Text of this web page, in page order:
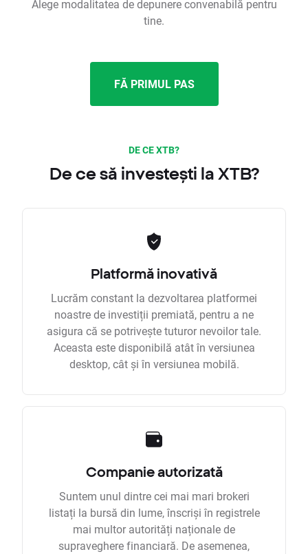
Alege modalitatea de depunere convenabilă pentru
tine.
FĂ PRIMUL PAS
DE CE XTB?
De ce să investești la XTB?
Platformă inovativă
Lucrăm constant la dezvoltarea platformei
noastre de investiții premiată, pentru a ne
asigura că se potrivește tuturor nevoilor tale.
Aceasta este disponibilă atât în versiunea
desktop, cât și în versiunea mobilă.
Companie autorizată
Suntem unul dintre cei mai mari brokeri
listați la bursă din lume, înscriși în registrele
mai multor autorități naționale de
supraveghere financiară. De asemenea,